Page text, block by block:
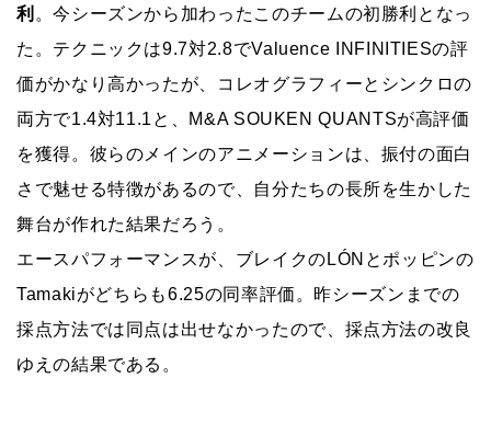
利 。今シーズンから加わったこのチームの初勝利となっ
た。テクニックは9.7対2.8でValuence INFINITIESの評
価がかなり高かったが、コレオグラフィーとシンクロの
両方で1.4対11.1と、M&A SOUKEN QUANTSが高評価
を獲得。彼らのメインのアニメーションは、振付の面白
さで魅せる特徴があるので、自分たちの長所を生かした
舞台が作れた結果だろう。
エースパフォーマンスが、ブレイクのLÓNとポッピンの
Tamakiがどちらも6.25の同率評価。昨シーズンまでの
採点方法では同点は出せなかったので、採点方法の改良
ゆえの結果である。